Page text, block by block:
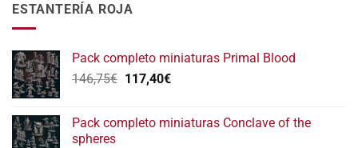
ESTANTERÍA ROJA
Pack completo miniaturas Primal Blood
146,75€ El
era:
117,40€El
es:
Pack completo miniaturas Conclave of the
spheres